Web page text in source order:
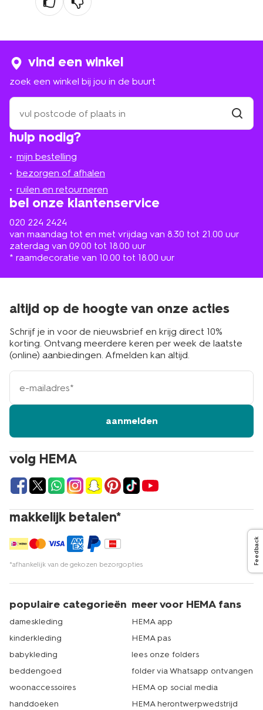
hulp nodig?
mijn bestelling
bezorgen of afhalen
ruilen en retourneren
bel onze klantenservice
020 224 2424
van maandag tot en met vrijdag van 8.30 tot 21.00 uur
zaterdag van 09.00 tot 18.00 uur
* raamdecoratie van 10.00 tot 18.00 uur
vind een winkel
zoek een winkel bij jou in de buurt
zoek
een
winkel
bij
in
de
buurt
volg HEMA
makkelijk betalen*
*afhankelijk van de gekozen bezorgopties
altijd op de hoogte van onze acties
Schrijf je in voor de nieuwsbrief en krijg direct 10%
korting. Ontvang meerdere keren per week de laatste
(online) aanbiedingen. Afmelden kan altijd.
e-
mailadres
aanmelden
populaire categorieën
dameskleding
kinderkleding
babykleding
beddengoed
woonaccessoires
handdoeken
meer voor HEMA fans
HEMA app
HEMA pas
lees onze folders
folder via Whatsapp ontvangen
HEMA op social media
HEMA herontwerpwedstrijd
Feedback